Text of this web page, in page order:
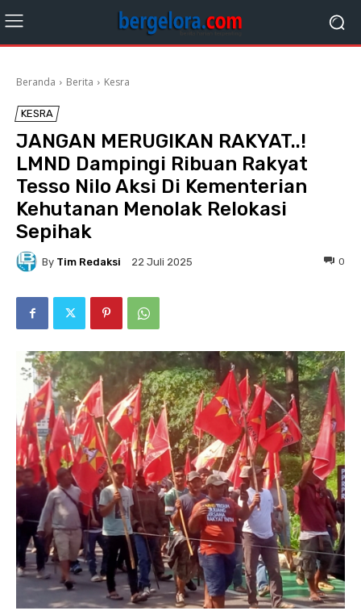
Beranda Berita Kesra
KESRA
JANGAN MERUGIKAN RAKYAT..!
LMND Dampingi Ribuan Rakyat
Tesso Nilo Aksi Di Kementerian
Kehutanan Menolak Relokasi
Sepihak
By Tim Redaksi 22 Juli 2025 0